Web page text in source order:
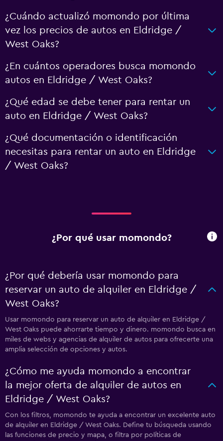
¿Cuándo actualizó momondo por última
vez los precios de autos en Eldridge /
West Oaks?
¿En cuántos operadores busca momondo
autos en Eldridge / West Oaks?
¿Qué edad se debe tener para rentar un
auto en Eldridge / West Oaks?
¿Qué documentación o identificación
necesitas para rentar un auto en Eldridge
/ West Oaks?
¿Por qué usar momondo?
¿Por qué debería usar momondo para
reservar un auto de alquiler en Eldridge /
West Oaks?
Usar momondo para reservar un auto de alquiler en Eldridge /
West Oaks puede ahorrarte tiempo y dinero. momondo busca en
miles de webs y agencias de alquiler de autos para ofrecerte una
amplia selección de opciones y autos.
¿Cómo me ayuda momondo a encontrar
la mejor oferta de alquiler de autos en
Eldridge / West Oaks?
Con los filtros, momondo te ayuda a encontrar un excelente auto
de alquiler en Eldridge / West Oaks. Define tu búsqueda usando
las funciones de precio y mapa, o filtra por políticas de